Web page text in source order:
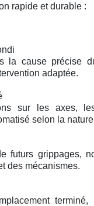
rapide et durable :
la cause précise
adaptée.
sur les axes,
selon la
futurs grippages,
des mécanismes.